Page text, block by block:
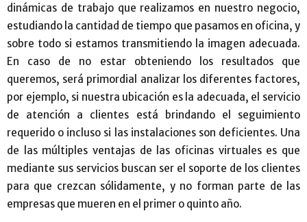
dinámicas de trabajo que realizamos en nuestro negocio,
estudiando la cantidad de tiempo que pasamos en oficina, y
sobre todo si estamos transmitiendo la imagen adecuada.
En caso de no estar obteniendo los resultados que
queremos, será primordial analizar los diferentes factores,
por ejemplo, si nuestra ubicación es la adecuada, el servicio
de atención a clientes está brindando el seguimiento
requerido o incluso si las instalaciones son deficientes. Una
de las múltiples ventajas de las oficinas virtuales es que
mediante sus servicios buscan ser el soporte de los clientes
para que crezcan sólidamente, y no forman parte de las
empresas que mueren en el primer o quinto año.